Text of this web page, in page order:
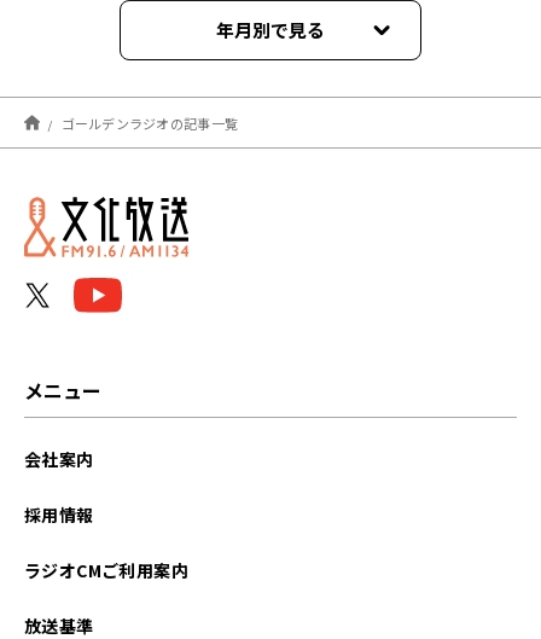
年月別で見る
2026年08月
2026年07月
2026年06月
ゴールデンラジオの記事一覧
メニュー
会社案内
採用情報
ラジオCMご利用案内
放送基準